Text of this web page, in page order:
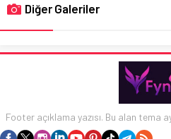
Diğer Galeriler
Footer açıklama yazısı. Bu alan